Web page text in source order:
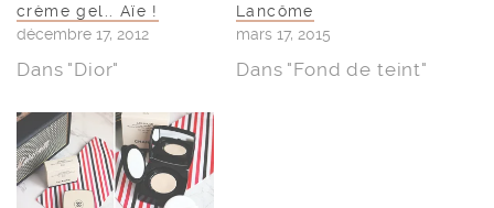
crème gel.. Aïe !
décembre 17, 2012
Dans "Dior"
Lancôme
mars 17, 2015
Dans "Fond de teint"